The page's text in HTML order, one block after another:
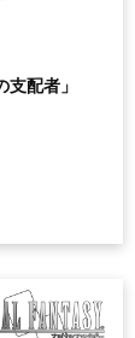
支配者」